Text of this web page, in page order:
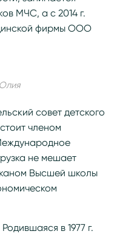
МЧС, а с 2014 г.
фирмы ООО
совет детского
членом
не мешает
Высшей школы
в 1977 г.